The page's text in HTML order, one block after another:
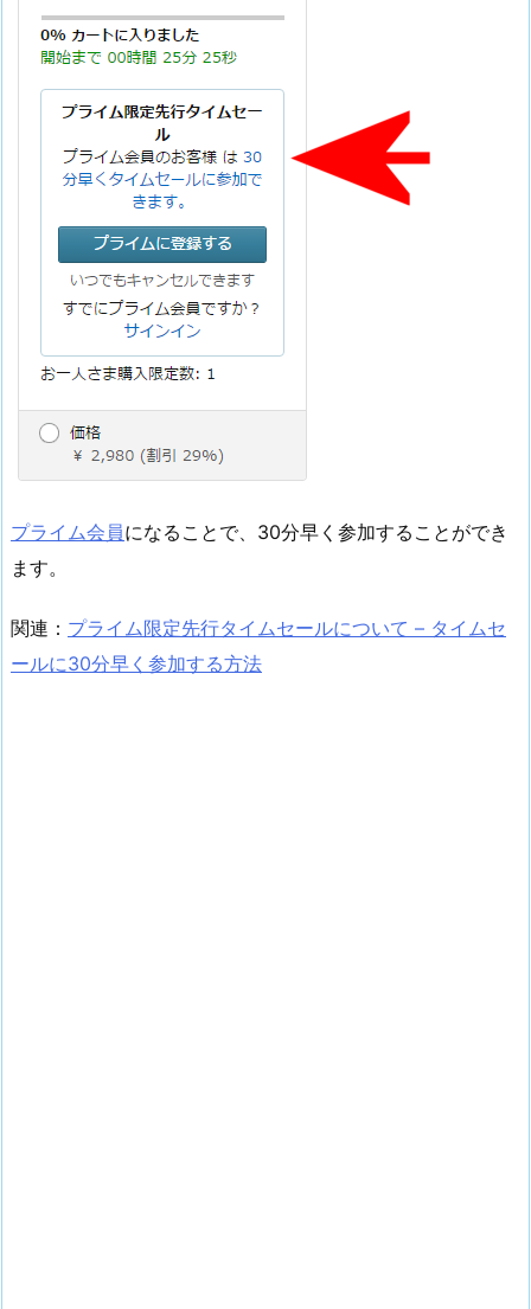
プライム会員になることで、30分早く参加することができ
ます。
関連： プライム限定先行タイムセールについて – タイムセ
ールに30分早く参加する方法